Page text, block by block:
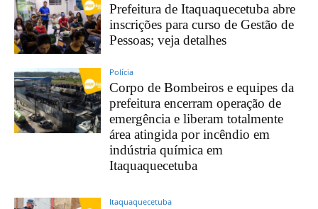
Prefeitura de Itaquaquecetuba abre
inscrições para curso de Gestão de
Pessoas; veja detalhes
Polícia
Corpo de Bombeiros e equipes da
prefeitura encerram operação de
emergência e liberam totalmente
área atingida por incêndio em
indústria química em
Itaquaquecetuba
Itaquaquecetuba